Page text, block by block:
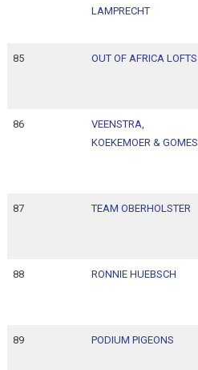
LAMPRECHT
85 OUT OF AFRICA LOFTS
86
VEENSTRA,
KOEKEMOER & GOMES
87 TEAM OBERHOLSTER
88 RONNIE HUEBSCH
89 PODIUM PIGEONS